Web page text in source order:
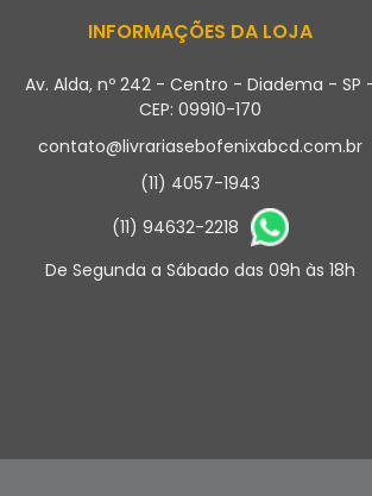
INFORMAÇÕES DA LOJA
Av. Alda, nº 242 - Centro - Diadema - SP
CEP: 09910-170
contato@livrariasebofenixabcd.com.br
(11) 4057-1943
(11) 94632-2218
De Segunda a Sábado das 09h às 18h